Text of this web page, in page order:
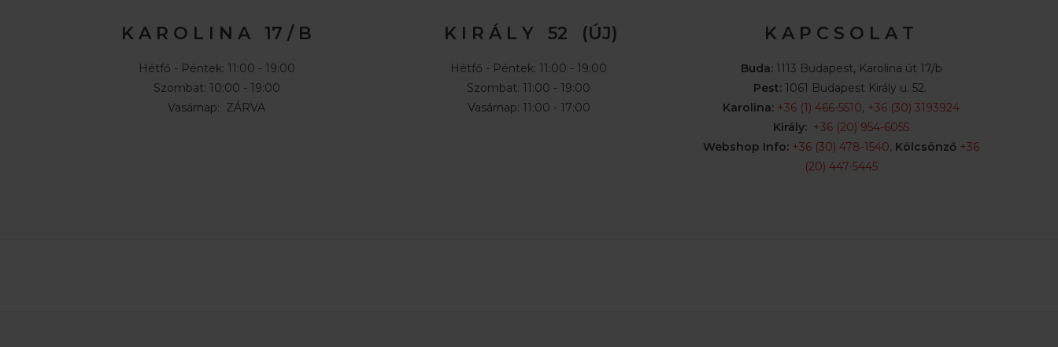
K A R O L I N A 17 / B
Hétfő - Péntek: 11:00 - 19:00
Szombat: 10:00 - 19:00
Vasárnap: ZÁRVA
K I R Á L Y 52 (ÚJ)
Hétfő - Péntek: 11:00 - 19:00
Szombat: 11:00 - 19:00
Vasárnap: 11:00 - 17:00
K A P C S O L A T
Buda:1113 Budapest, Karolina út 17/b
Pest:1061 Budapest Király u. 52.
Karolina: +36 (1) 466-5510, +36 (30) 3193924
Király: +36 (20) 954-6055
Webshop Info: +36 (30) 478-1540, Kölcsönző +36
(20) 447-5445